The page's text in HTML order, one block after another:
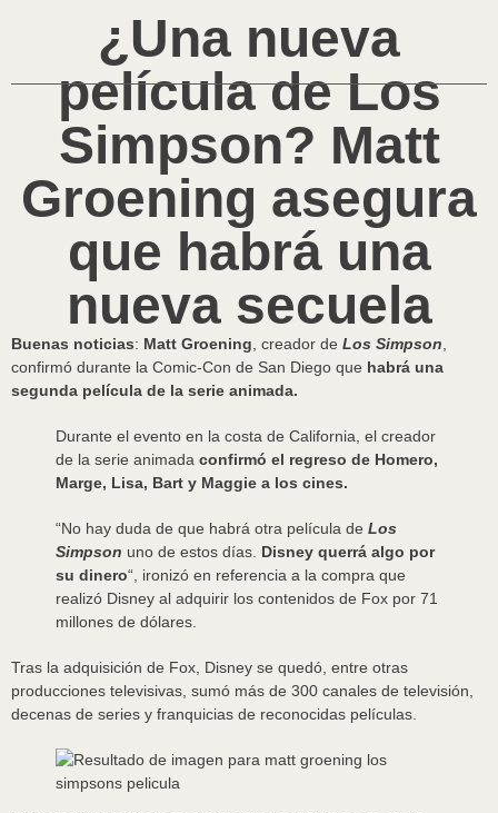
¿Una nueva
película de Los
Simpson? Matt
Groening asegura
que habrá una
nueva secuela
Buenas noticias: Matt Groening , creador de Los Simpson
confirmó durante la Comic-Con de San Diego que habrá una
segunda película de la serie animada.
Durante el evento en la costa de California, el creador
de la serie animada confirmó el regreso de Homero,
Marge, Lisa, Bart y Maggie a los cines.
“No hay duda de que habrá otra película de Los
Simpson uno de estos días. Disney querrá algo por
su dinero“, ironizó en referencia a la compra que
realizó Disney al adquirir los contenidos de Fox por 71
millones de dólares.
Tras la adquisición de Fox, Disney se quedó, entre otras
producciones televisivas, sumó más de 300 canales de televisión,
decenas de series y franquicias de reconocidas películas.